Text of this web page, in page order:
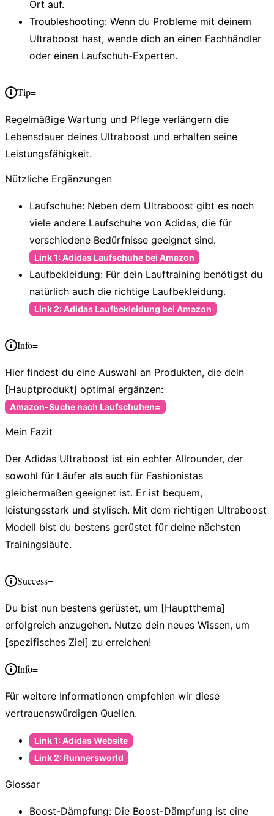
Ort auf.
Troubleshooting: Wenn du Probleme mit deinem
Ultraboost hast, wende dich an einen Fachhändler
oder einen Laufschuh-Experten.
Tip=
Regelmäßige Wartung und Pflege verlängern die
Lebensdauer deines Ultraboost und erhalten seine
Leistungsfähigkeit.
Nützliche Ergänzungen
Laufschuhe: Neben dem Ultraboost gibt es noch
viele andere Laufschuhe von Adidas, die für
verschiedene Bedürfnisse geeignet sind.
Link 1: Adidas Laufschuhe bei Amazon
Laufbekleidung: Für dein Lauftraining benötigst du
natürlich auch die richtige Laufbekleidung.
Link 2: Adidas Laufbekleidung bei Amazon
Info=
Hier findest du eine Auswahl an Produkten, die dein
[Hauptprodukt] optimal ergänzen:
Amazon-Suche nach Laufschuhen=
Mein Fazit
Der Adidas Ultraboost ist ein echter Allrounder, der
sowohl für Läufer als auch für Fashionistas
gleichermaßen geeignet ist. Er ist bequem,
leistungsstark und stylisch. Mit dem richtigen Ultraboost
Modell bist du bestens gerüstet für deine nächsten
Trainingsläufe.
Success=
Du bist nun bestens gerüstet, um [Hauptthema]
erfolgreich anzugehen. Nutze dein neues Wissen, um
[spezifisches Ziel] zu erreichen!
Info=
Für weitere Informationen empfehlen wir diese
vertrauenswürdigen Quellen.
Link 1: Adidas Website
Link 2: Runnersworld
Glossar
Boost-Dämpfung: Die Boost-Dämpfung ist eine